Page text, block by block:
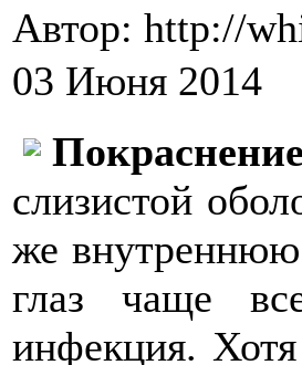
Автор: http://
03 Июня 2014
слизистой
же внутреннюю
глаз чаще
инфекция.